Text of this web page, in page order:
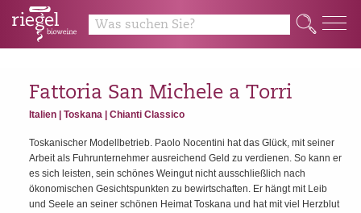
Q
Fattoria San Michele a Torri
Italien | Toskana | Chianti Classico
Toskanischer Modellbetrieb. Paolo Nocentini hat das Glück, mit seiner
Arbeit als Fuhrunternehmer ausreichend Geld zu verdienen. So kann er
es sich leisten, sein schönes Weingut nicht ausschließlich nach
ökonomischen Gesichtspunkten zu bewirtschaften. Er hängt mit Leib
und Seele an seiner schönen Heimat Toskana und hat mit viel Herzblut